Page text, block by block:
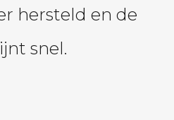
hersteld en de
snel.